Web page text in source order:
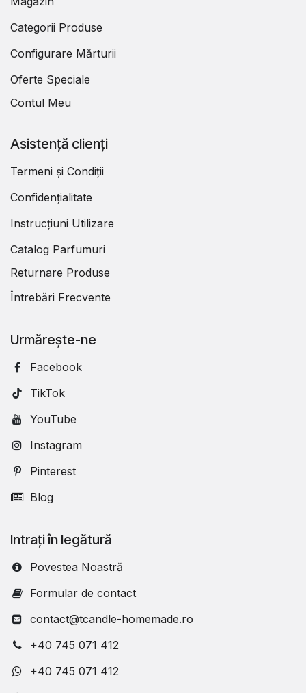
Categorii Produse
Configurare Mărturii
Oferte Speciale
Contul Meu
Asistență clienți
Termeni și Condiții
Confidențialitate
Instrucțiuni Utilizare
Catalog Parfumuri
Returnare Produse
Întrebări Frecvente
Urmărește-ne
Facebook
TikTok
YouTube
Instagram
Pinterest
Blog
Intrați în legătură
Povestea Noastră
Formular de contact
contact@tcandle-homemade.ro
+40 745 071 412
+40 745 071 412